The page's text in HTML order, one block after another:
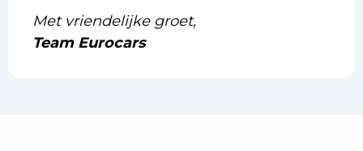
Met vriendelijke groet,
Team Eurocars